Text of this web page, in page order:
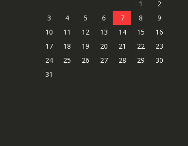
1
2
3
4 5 6 7 8
9
10
11 12 13 14 15
16
17
18 19 20 21 22
23
24
25 26 27 28 29
30
31